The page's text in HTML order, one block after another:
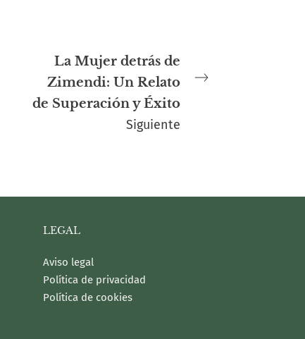
La Mujer detrás de
Zimendi: Un Relato
de Superación y Éxito
Siguiente
LEGAL
Aviso legal
Política de privacidad
Política de cookies